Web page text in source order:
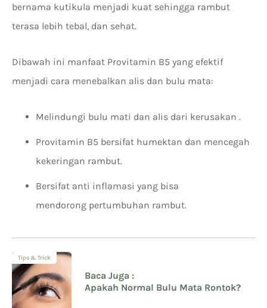
bernama kutikula menjadi kuat sehingga rambut
terasa lebih tebal, dan sehat.
Dibawah ini manfaat Provitamin B5 yang efektif
menjadi cara menebalkan alis dan bulu mata:
Melindungi bulu mati dan alis dari kerusakan .
Provitamin B5 bersifat humektan dan mencegah
kekeringan rambut.
Bersifat anti inflamasi yang bisa
mendorong pertumbuhan rambut.
Tips & Trick
Baca Juga :
Apakah Normal Bulu Mata Rontok?